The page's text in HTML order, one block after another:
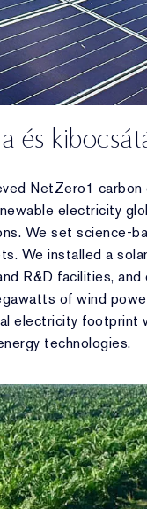
és
NetZero1 carbon
electricity
We set science-
We installed a
R&D facilities, and
of wind
electricity footprint
technologies.